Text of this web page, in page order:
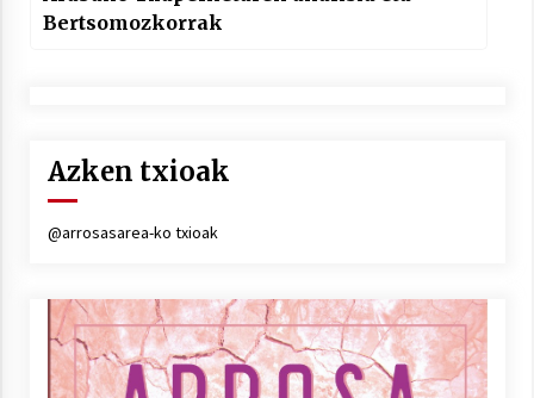
Bertsomozkorrak
Azken txioak
@arrosasarea-ko txioak